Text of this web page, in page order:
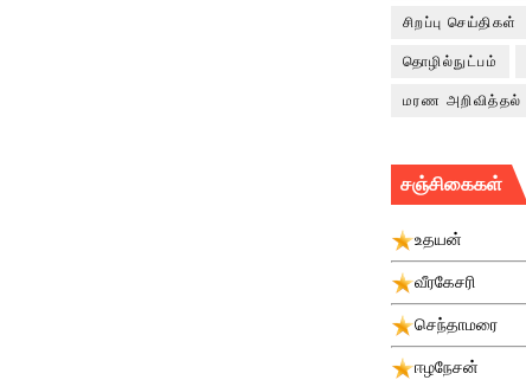
சிறப்பு செய்திகள்
தொழில்நுட்பம்
மரண அறிவித்தல்
சஞ்சிகைகள்
உதயன்
வீரகேசரி
செந்தாமரை
ஈழநேசன்